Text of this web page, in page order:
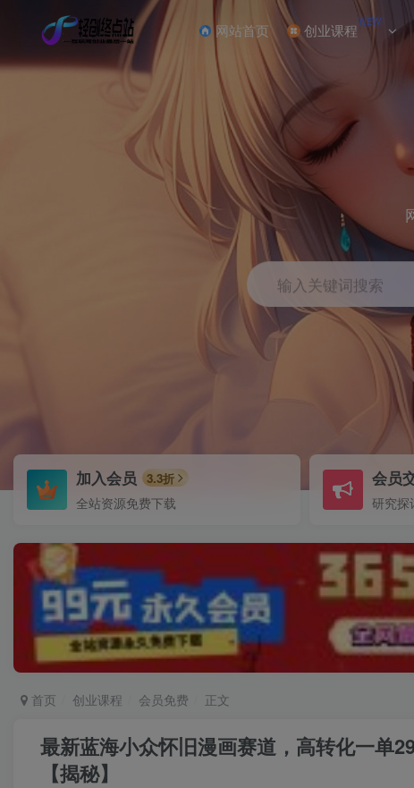
网站首页 创业课程 NEW
输入关键词搜索
加入会员 3.3折
全站资源免费下载
会员
研究探
首页 创业课程 会员免费 正文
最新蓝海小众怀旧漫画赛道，高转化一单
【揭秘】